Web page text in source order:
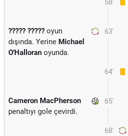
58'
63'
????? ????? oyun
dışında. Yerine Michael
O'Halloran oyunda.
64'
65'
Cameron MacPherson
penaltıyı gole çevirdi.
68'